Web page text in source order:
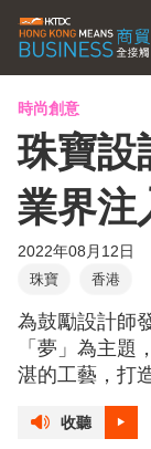
時尚創意
珠寶設
業界注
2022年08月12日
珠寶 香港
為鼓勵設計師
「夢」為主
湛的工藝，打
收聽